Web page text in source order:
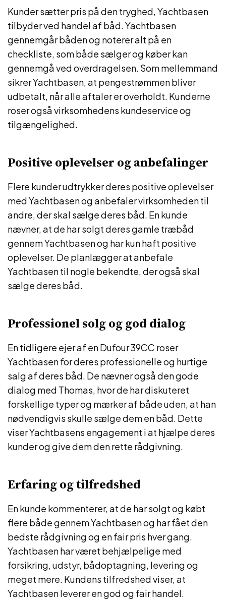
Kunder sætter pris på den tryghed, Yachtbasen
tilbyder ved handel af båd. Yachtbasen
gennemgår båden og noterer alt på en
checkliste, som både sælger og køber kan
gennemgå ved overdragelsen. Som mellemmand
sikrer Yachtbasen, at pengestrømmen bliver
udbetalt, når alle aftaler er overholdt. Kunderne
roser også virksomhedens kundeservice og
tilgængelighed.
Positive oplevelser og anbefalinger
Flere kunder udtrykker deres positive oplevelser
med Yachtbasen og anbefaler virksomheden til
andre, der skal sælge deres båd. En kunde
nævner, at de har solgt deres gamle træbåd
gennem Yachtbasen og har kun haft positive
oplevelser. De planlægger at anbefale
Yachtbasen til nogle bekendte, der også skal
sælge deres båd.
Professionel solg og god dialog
En tidligere ejer af en Dufour 39CC roser
Yachtbasen for deres professionelle og hurtige
salg af deres båd. De nævner også den gode
dialog med Thomas, hvor de har diskuteret
forskellige typer og mærker af både uden, at han
nødvendigvis skulle sælge dem en båd. Dette
viser Yachtbasens engagement i at hjælpe deres
kunder og give dem den rette rådgivning.
Erfaring og tilfredshed
En kunde kommenterer, at de har solgt og købt
flere både gennem Yachtbasen og har fået den
bedste rådgivning og en fair pris hver gang.
Yachtbasen har været behjælpelige med
forsikring, udstyr, bådoptagning, levering og
meget mere. Kundens tilfredshed viser, at
Yachtbasen leverer en god og fair handel.